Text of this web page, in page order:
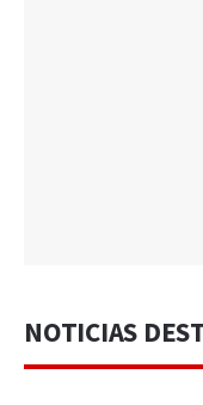
NOTICIAS